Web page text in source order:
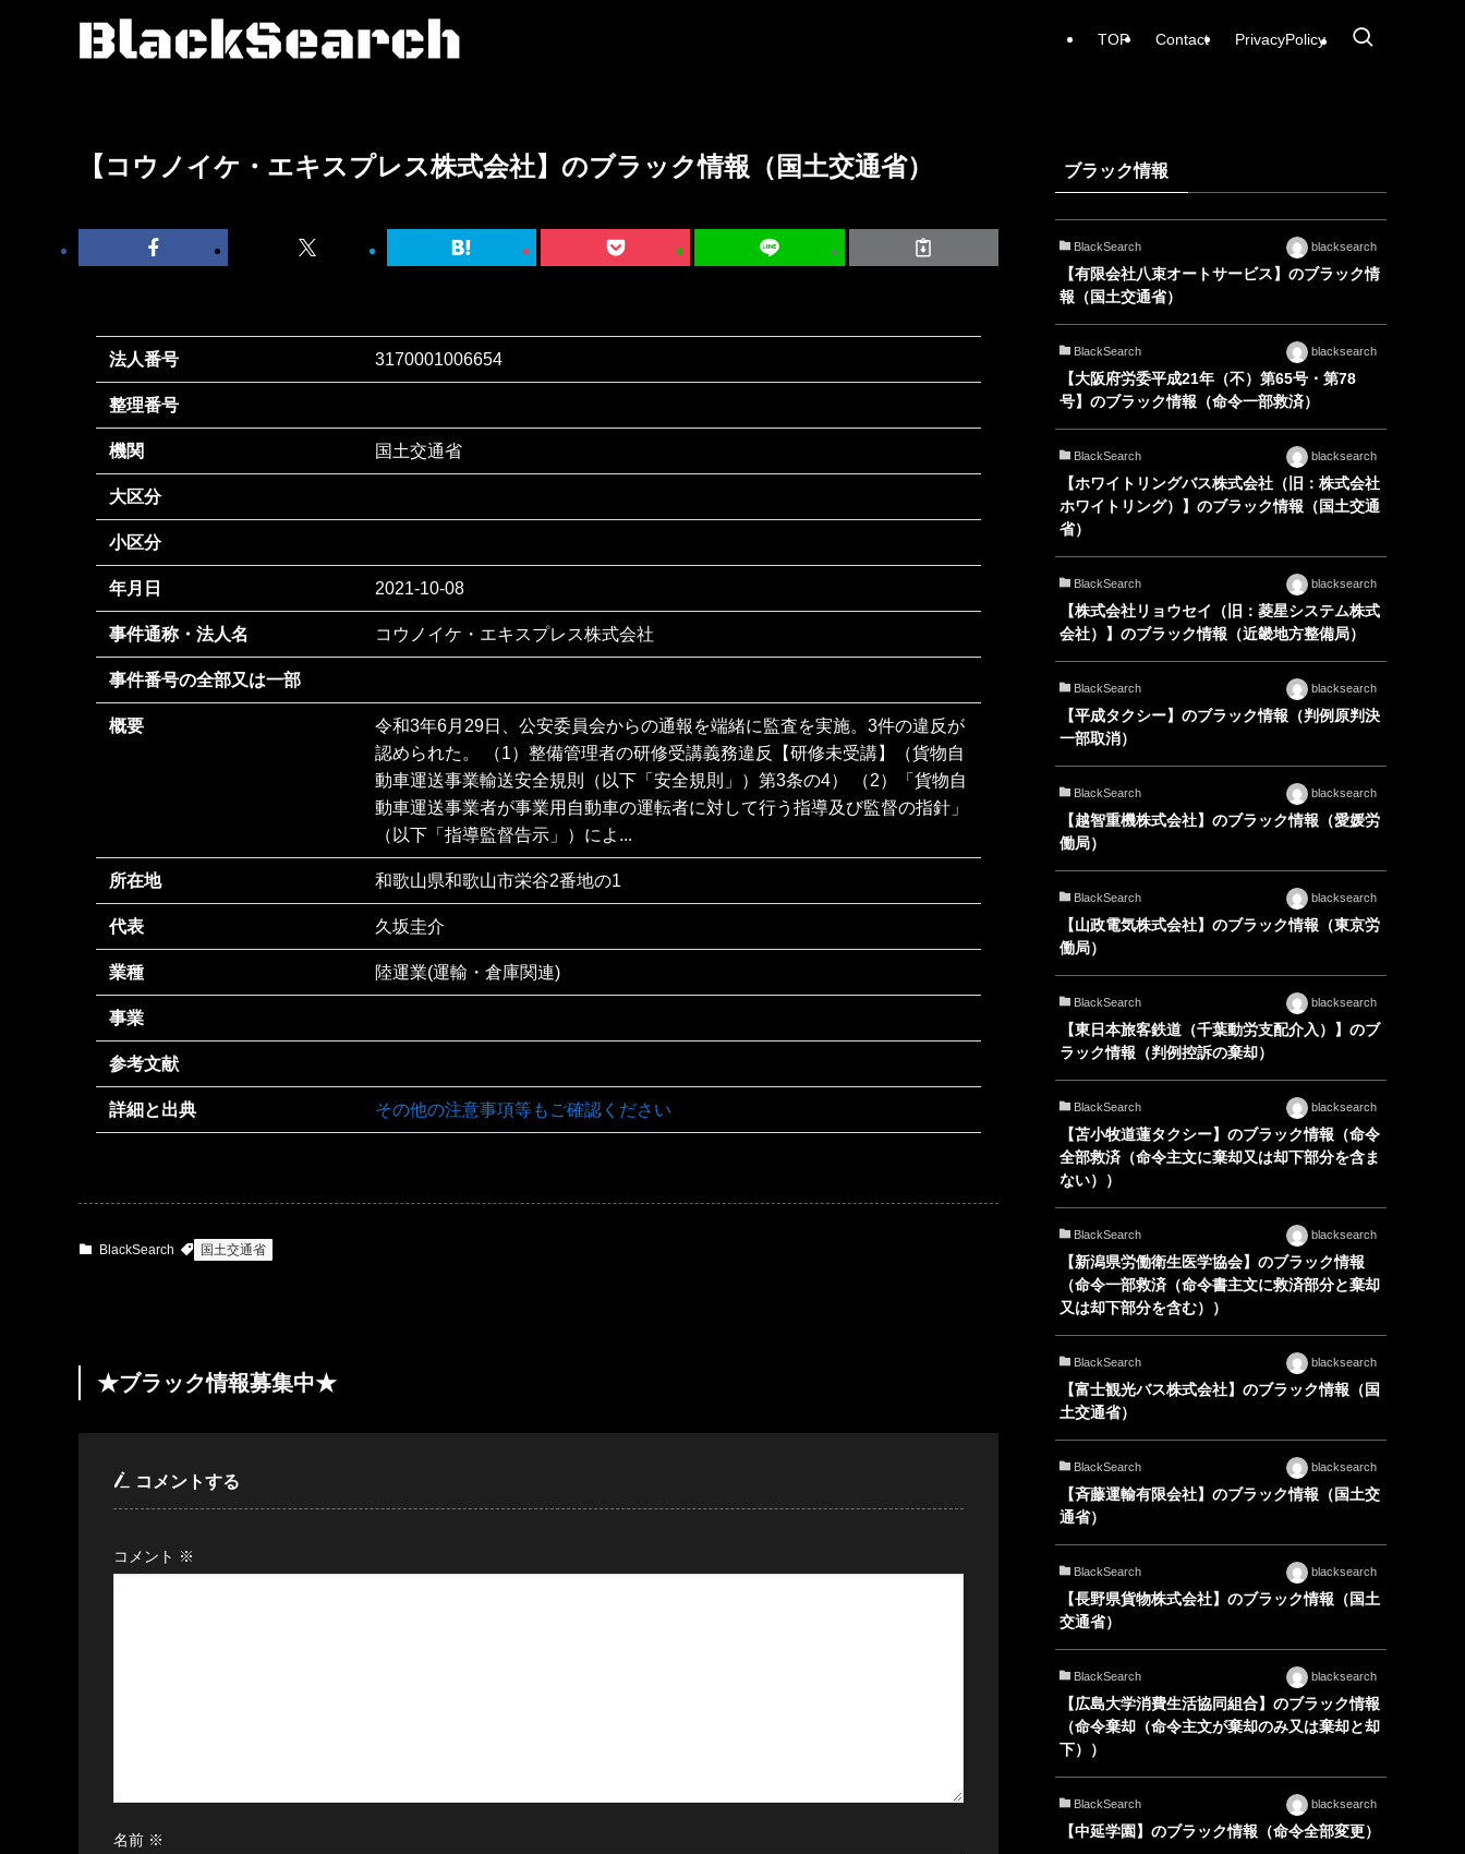
TOP Contact PrivacyPolicy
【コウノイケ・エキスプレス株式会社】のブラック情報（国土交通省）
法人番号 3170001006654
整理番号
機関 国土交通省
大区分
小区分
年月日 2021-10-08
事件通称・法人名 コウノイケ・エキスプレス株式会社
事件番号の全部又は一部
概要
令和3年6月29日、公安委員会からの通報を端緒に監査を実施。3件の違反が
認められた。 （1）整備管理者の研修受講義務違反【研修未受講】（貨物自
動車運送事業輸送安全規則（以下「安全規則」）第3条の4） （2）「貨物自
動車運送事業者が事業用自動車の運転者に対して行う指導及び監督の指針」
（以下「指導監督告示」）によ...
所在地 和歌山県和歌山市栄谷2番地の1
代表 久坂圭介
業種 陸運業(運輸・倉庫関連)
事業
参考文献
詳細と出典 その他の注意事項等もご確認ください
BlackSearch 国土交通省
★ブラック情報募集中★
コメントする
コメント ※
名前 ※
ブラック情報
BlackSearch blacksearch
【有限会社八束オートサービス】のブラック情
報（国土交通省）
BlackSearch blacksearch
【大阪府労委平成21年（不）第65号・第78
号】のブラック情報（命令一部救済）
BlackSearch blacksearch
【ホワイトリングバス株式会社（旧：株式会社
ホワイトリング）】のブラック情報（国土交通
省）
BlackSearch blacksearch
【株式会社リョウセイ（旧：菱星システム株式
会社）】のブラック情報（近畿地方整備局）
BlackSearch blacksearch
【平成タクシー】のブラック情報（判例原判決
一部取消）
BlackSearch blacksearch
【越智重機株式会社】のブラック情報（愛媛労
働局）
BlackSearch blacksearch
【山政電気株式会社】のブラック情報（東京労
働局）
BlackSearch blacksearch
【東日本旅客鉄道（千葉動労支配介入）】のブ
ラック情報（判例控訴の棄却）
BlackSearch blacksearch
【苫小牧道蓮タクシー】のブラック情報（命令
全部救済（命令主文に棄却又は却下部分を含ま
ない））
BlackSearch blacksearch
【新潟県労働衛生医学協会】のブラック情報
（命令一部救済（命令書主文に救済部分と棄却
又は却下部分を含む））
BlackSearch blacksearch
【富士観光バス株式会社】のブラック情報（国
土交通省）
BlackSearch blacksearch
【斉藤運輸有限会社】のブラック情報（国土交
通省）
BlackSearch blacksearch
【長野県貨物株式会社】のブラック情報（国土
交通省）
BlackSearch blacksearch
【広島大学消費生活協同組合】のブラック情報
（命令棄却（命令主文が棄却のみ又は棄却と却
下））
BlackSearch blacksearch
【中延学園】のブラック情報（命令全部変更）